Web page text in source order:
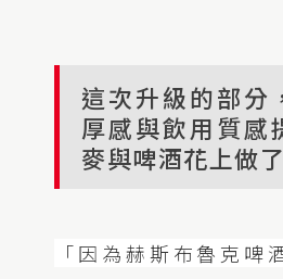
這次升級的部分
厚感與飲用質感
麥與啤酒花上做
「因為赫斯布魯克啤